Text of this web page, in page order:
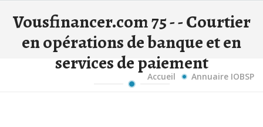
Vousfinancer.com 75 - - Courtier
en opérations de banque et en
services de paiement
Accueil Annuaire IOBSP